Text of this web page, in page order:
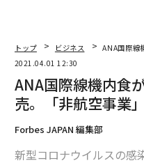
トップ ビジネス
ANA国際線
2021.04.01 12:30
ANA国際線機内食
売。「非航空事業
Forbes JAPAN 編集部
新型コロナウイルスの感